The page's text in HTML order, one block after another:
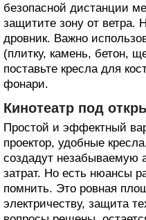
безопасной дистанции
защитите зону от ветра.
дровник. Важно
(плитку, камень, бетон,
поставьте кресла для
фонари.
Кинотеатр под
Простой и эффектный
проектор, удобные
создадут незабываемую
затрат. Но есть нюансы
помнить. Это ровная
электричеству, защита